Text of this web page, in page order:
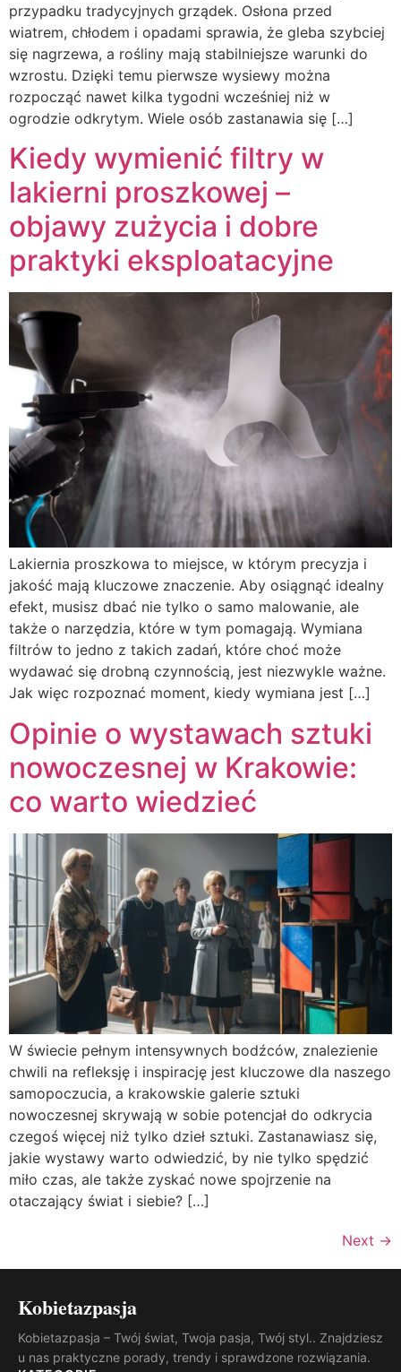
przypadku tradycyjnych grządek. Osłona przed
wiatrem, chłodem i opadami sprawia, że gleba szybciej
się nagrzewa, a rośliny mają stabilniejsze warunki do
wzrostu. Dzięki temu pierwsze wysiewy można
rozpocząć nawet kilka tygodni wcześniej niż w
ogrodzie odkrytym. Wiele osób zastanawia się […]
Kiedy wymienić filtry w
lakierni proszkowej –
objawy zużycia i dobre
praktyki eksploatacyjne
Lakiernia proszkowa to miejsce, w którym precyzja i
jakość mają kluczowe znaczenie. Aby osiągnąć idealny
efekt, musisz dbać nie tylko o samo malowanie, ale
także o narzędzia, które w tym pomagają. Wymiana
filtrów to jedno z takich zadań, które choć może
wydawać się drobną czynnością, jest niezwykle ważne.
Jak więc rozpoznać moment, kiedy wymiana jest […]
Opinie o wystawach sztuki
nowoczesnej w Krakowie:
co warto wiedzieć
W świecie pełnym intensywnych bodźców, znalezienie
chwili na refleksję i inspirację jest kluczowe dla naszego
samopoczucia, a krakowskie galerie sztuki
nowoczesnej skrywają w sobie potencjał do odkrycia
czegoś więcej niż tylko dzieł sztuki. Zastanawiasz się,
jakie wystawy warto odwiedzić, by nie tylko spędzić
miło czas, ale także zyskać nowe spojrzenie na
otaczający świat i siebie? […]
Next →
Kobietazpasja
Kobietazpasja – Twój świat, Twoja pasja, Twój styl.. Znajdziesz
u nas praktyczne porady, trendy i sprawdzone rozwiązania.